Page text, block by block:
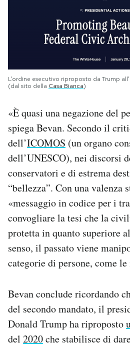
L’ordine esecutivo riproposto da Trump
(dal sito della Casa Bianca)
«È quasi una negazione del
spiega Bevan. Secondo il
dell’ICOMOS (un organo
dell’UNESCO), nei discorsi
conservatori e di estrema
“bellezza”. Con una valenza
«messaggio in codice per i
convogliare la tesi che la
protetta in quanto superiore
senso, il passato viene
categorie di persone, come
Bevan conclude ricordando
del secondo mandato, il
Donald Trump ha riproposto
del 2020che stabilisce di